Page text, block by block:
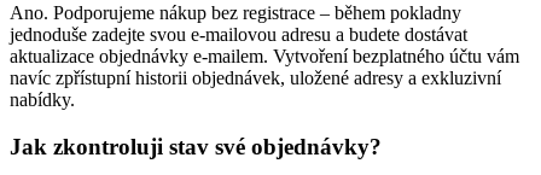
Ano. Podporujeme nákup bez registrace – během pokladny
jednoduše zadejte svou e-mailovou adresu a budete dostávat
aktualizace objednávky e-mailem. Vytvoření bezplatného účtu vám
navíc zpřístupní historii objednávek, uložené adresy a exkluzivní
nabídky.
Jak zkontroluji stav své objednávky?